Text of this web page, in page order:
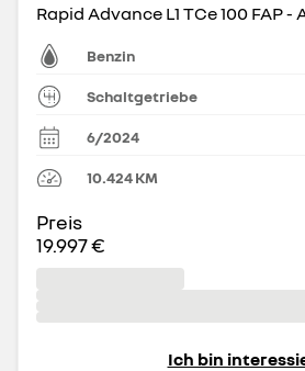
Rapid Advance L1 TCe 100 FAP -
Benzin
Schaltgetriebe
6/2024
10.424KM
Preis
19.997 €
Ich bin